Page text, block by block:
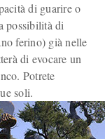
di guarire o
possibilità di
ferino) già nelle
di evocare un
Potrete
soli.